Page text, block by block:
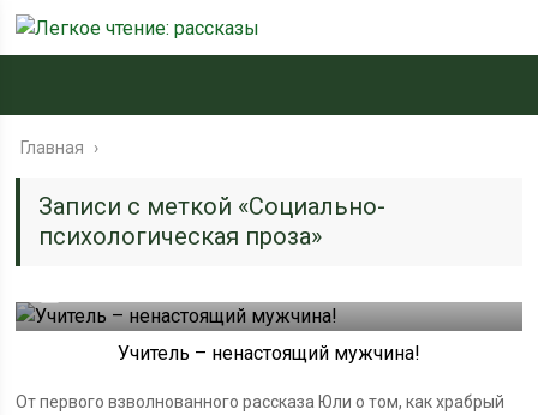
Главная ›
Записи с меткой «Социально-
психологическая проза»
Учитель – ненастоящий мужчина!
От первого взволнованного рассказа Юли о том, как храбрый